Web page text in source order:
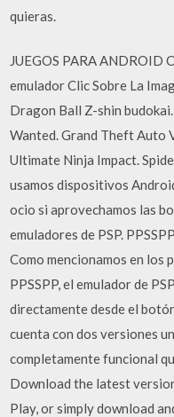
quieras.
JUEGOS PARA ANDROID
emulador Clic Sobre La
Dragon Ball Z-shin
Wanted. Grand Theft Auto
Ultimate Ninja Impact.
usamos dispositivos
ocio si aprovechamos las
emuladores de PSP.
Como mencionamos en los
PPSSPP, el emulador de
directamente desde el
cuenta con dos versiones
completamente funcional
Download the latest
Play, or simply download